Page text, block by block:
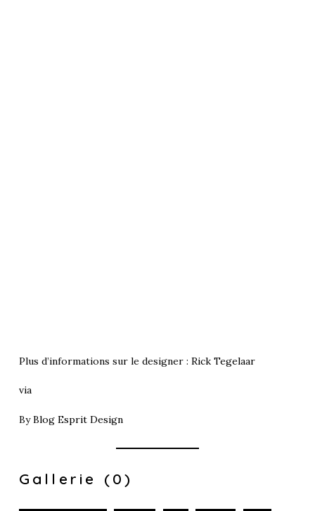
Plus d’informations sur le designer : Rick Tegelaar
via
ByBlog Esprit Design
Gallerie (0)